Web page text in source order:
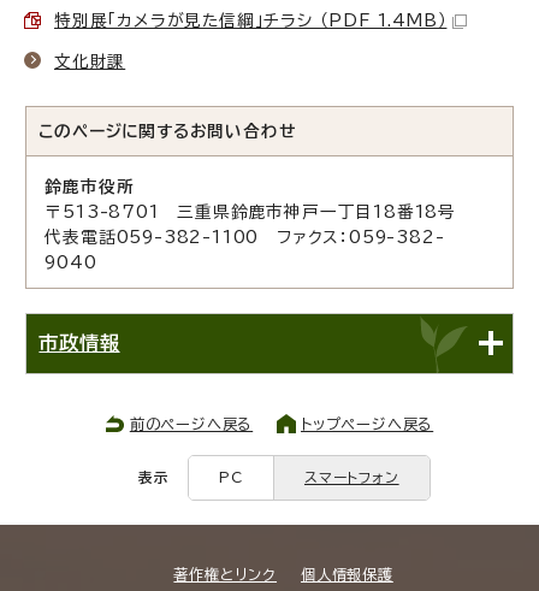
特別展「カメラが見た信綱」チラシ （PDF 1.4MB）
文化財課
このページに関する お問い合わせ
鈴鹿市役所
〒513-8701 三重県鈴鹿市神戸一丁目18番18号
代表電話059-382-1100 ファクス：059-382-
9040
市政情報
前のページへ戻る トップページへ戻る
表示 PC スマートフォン
著作権とリンク 個人情報保護